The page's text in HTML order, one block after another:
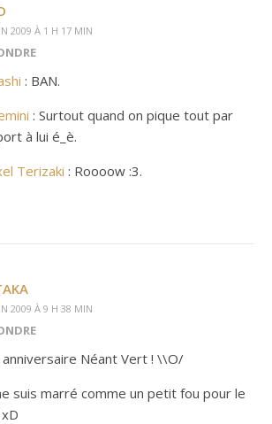
2009 À 1 H 17 MIN
: BAN.
: Surtout quand on pique tout par
à lui é_è.
Terizaki : Roooow :3.
2009 À 9 H 38 MIN
anniversaire Néant Vert ! \\O/
suis marré comme un petit fou pour le